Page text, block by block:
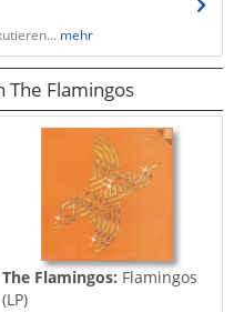
mehr
Flamingos
The Flamingos: Flamingos
(LP)